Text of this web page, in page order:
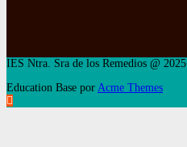
IES Ntra. Sra de los Remedios @ 2025
Education Base por Acme Themes